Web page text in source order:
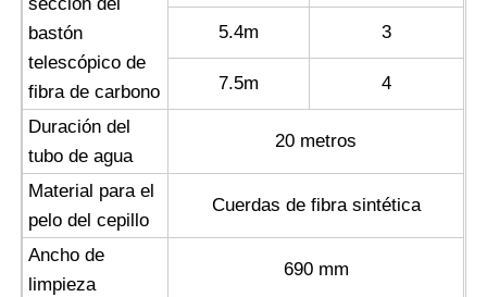
bastón
telescópico de
fibra de carbono
5.4m 3
7.5m 4
Duración del
tubo de agua
20 metros
Material para el
pelo del cepillo
Cuerdas de fibra sintética
Ancho de
limpieza
690 mm